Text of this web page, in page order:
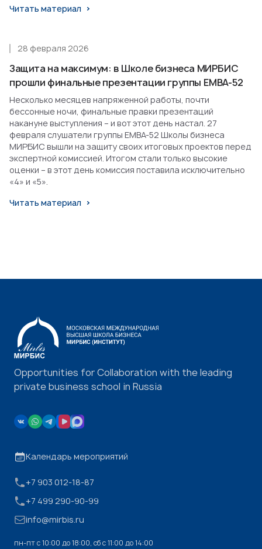
Читать материал
Защита на максимум: в Школе бизнеса МИРБИС
прошли финальные презентации группы EMBA-52
28 февраля 2026
Несколько месяцев напряженной работы, почти
бессонные ночи, финальные правки презентаций
накануне выступления – и вот этот день настал. 27
февраля слушатели группы EMBA-52 Школы бизнеса
МИРБИС вышли на защиту своих итоговых проектов перед
экспертной комиссией. Итогом стали только высокие
оценки – в этот день комиссия поставила исключительно
«4» и «5».
Читать материал
Opportunities for Collaboration with the leading
private business school in Russia
Календарь мероприятий
+7 903 012-18-87
+7 499 290-90-99
info@mirbis.ru
пн-пт с 10:00 до 18:00, cб с 11:00 до 14:00